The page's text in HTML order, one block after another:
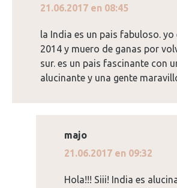
dice:
21.06.2017 en 08:45
la India es un pais fabuloso. yo
2014 y muero de ganas por
sur. es un pais fascinante con
alucinante y una gente
majo
dice:
21.06.2017 en 09:32
Hola!!! Siii! India es